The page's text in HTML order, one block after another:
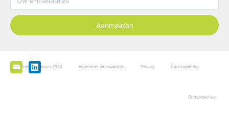
Aanmelden
De Boominspecteurs 2026 Algemene voorwaarden Privacy Duurzaamheid
Onderdeel van